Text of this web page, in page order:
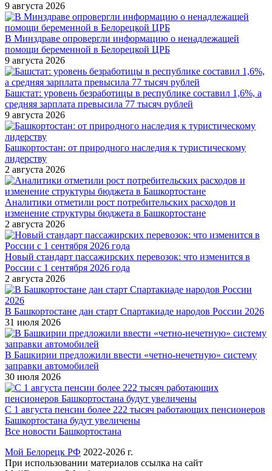
9 августа 2026
В Минздраве опровергли информацию о ненадлежащей
помощи беременной в Белорецкой ЦРБ
9 августа 2026
Башстат: уровень безработицы в республике составил 1,6%, а
средняя зарплата превысила 77 тысяч рублей
9 августа 2026
Башкортостан: от природного наследия к туристическому
лидерству
2 августа 2026
Аналитики отметили рост потребительских расходов и
изменение структуры бюджета в Башкортостане
2 августа 2026
Новый стандарт пассажирских перевозок: что изменится в
России с 1 сентября 2026 года
2 августа 2026
В Башкортостане дан старт Спартакиаде народов России 2026
31 июля 2026
В Башкирии предложили ввести «четно-нечетную» систему
заправки автомобилей
30 июля 2026
С 1 августа пенсии более 222 тысяч работающих пенсионеров
Башкортостана будут увеличены
Все новости Башкортостана
Мой Белорецк РФ 2022-2026 г.
При использовании материалов ссылка на сайт